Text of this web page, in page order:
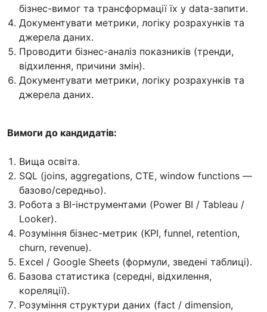
бізнес-вимог та трансформації їх у data-запити.
Документувати метрики, логіку розрахунків та
джерела даних.
Проводити бізнес-аналіз показників (тренди,
відхилення, причини змін).
Документувати метрики, логіку розрахунків та
джерела даних.
Вимоги до кандидатів:
Вища освіта.
SQL (joins, aggregations, CTE, window functions —
базово/середньо).
Робота з BI-інструментами (Power BI / Tableau /
Looker).
Розуміння бізнес-метрик (KPI, funnel, retention,
churn, revenue).
Excel / Google Sheets (формули, зведені таблиці).
Базова статистика (середні, відхилення,
кореляції).
Розуміння структури даних (fact / dimension,